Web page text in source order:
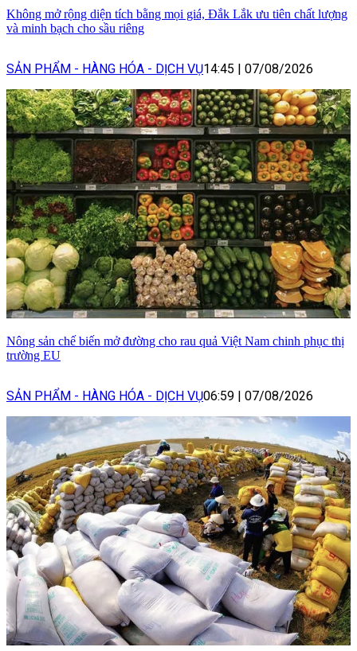
Không mở rộng diện tích bằng mọi giá, Đắk Lắk ưu tiên chất lượng
và minh bạch cho sầu riêng
SẢN PHẨM - HÀNG HÓA - DỊCH VỤ14:45 07/08/2026
Nông sản chế biến mở đường cho rau quả Việt Nam chinh phục thị
trường EU
SẢN PHẨM - HÀNG HÓA - DỊCH VỤ06:59 07/08/2026